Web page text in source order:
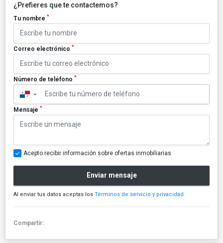
¿Prefieres que te contactemos?
Tu nombre *
Correo electrónico *
Número de teléfono *
▼
Mensaje *
Acepto recibir información sobre ofertas inmobiliarias
Enviar mensaje
Al enviar tus datos aceptas los Términos de servicio y privacidad
Compartir: